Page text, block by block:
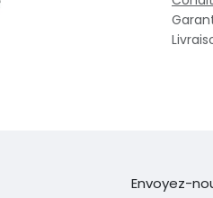
Envoyez-